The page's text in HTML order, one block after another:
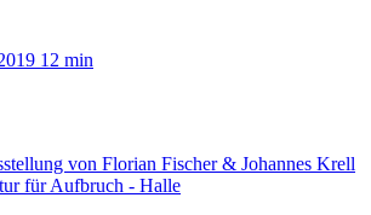
12 min
von Florian Fischer & Johannes Krell
für Aufbruch - Halle